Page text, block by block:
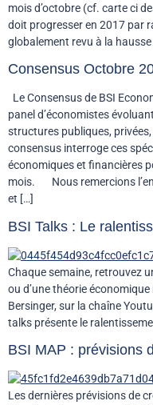
mois d’octobre (cf. carte ci
doit progresser en 2017 par
globalement revu à la
Consensus Octobre
Le Consensus de BSI
panel d’économistes
structures publiques,
consensus interroge ces
économiques et financières
mois. Nous remercions
et […]
BSI Talks : Le
Chaque semaine, retrouvez
ou d’une théorie
Bersinger, sur la chaîne
talks présente le
BSI MAP : prévisions
Les dernières prévisions de